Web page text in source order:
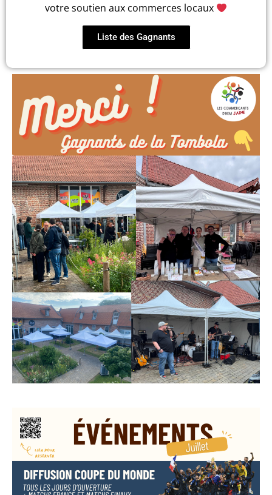
votre soutien aux commerces locaux
Liste des Gagnants